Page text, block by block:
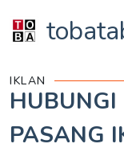
IKLAN
HUBUNGI
PASANG